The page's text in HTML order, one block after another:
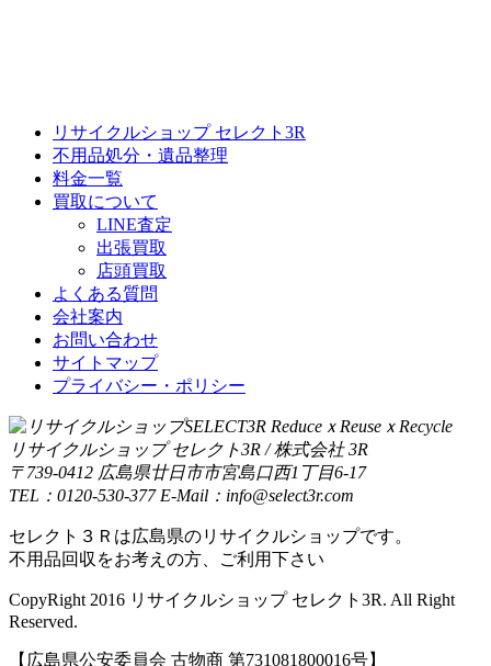
リサイクルショップ セレクト3R
不用品処分・遺品整理
料金一覧
買取について
LINE査定
出張買取
店頭買取
よくある質問
会社案内
お問い合わせ
サイトマップ
プライバシー・ポリシー
リサイクルショップ セレクト3R / 株式会社 3R
〒739-0412 広島県廿日市市宮島口西1丁目6-17
TEL：0120-530-377 E-Mail：info@select3r.com
セレクト３Ｒは広島県のリサイクルショップです。
不用品回収をお考えの方、ご利用下さい
CopyRight 2016 リサイクルショップ セレクト3R. All Right
Reserved.
【広島県公安委員会 古物商 第731081800016号】